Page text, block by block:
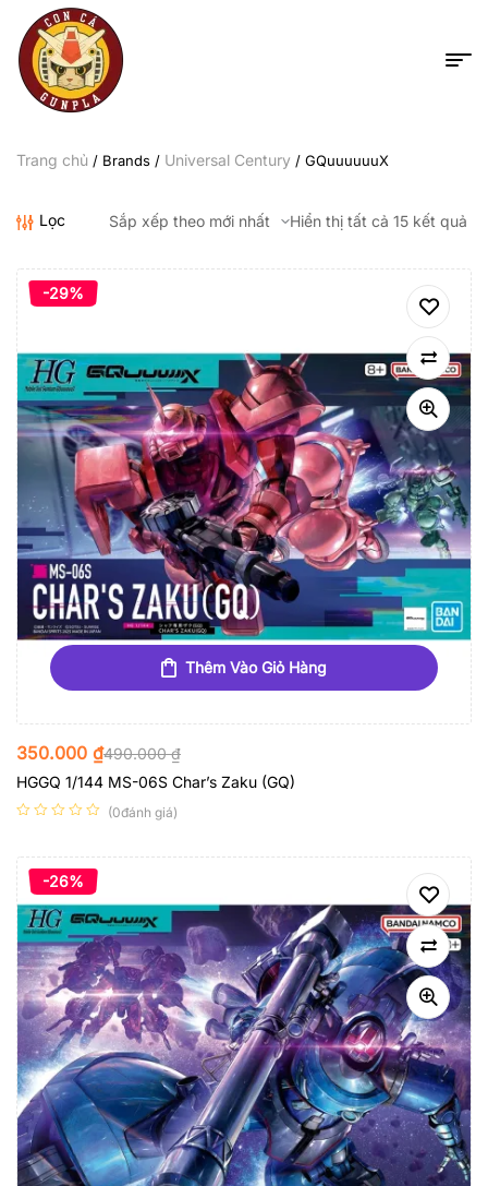
Trang chủ / Brands / Universal Century / GQuuuuuuX
Lọc Hiển thị tất cả 15 kết quả
-29%
Thêm Vào Giỏ Hàng
490.000₫
350.000 ₫
HGGQ 1/144 MS-06S Char’s Zaku (GQ)
(0đánh giá)
-26%